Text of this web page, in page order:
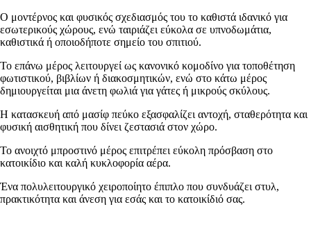
Ο μοντέρνος και φυσικός σχεδιασμός του το καθιστά ιδανικό για
εσωτερικούς χώρους, ενώ ταιριάζει εύκολα σε υπνοδωμάτια,
καθιστικά ή οποιοδήποτε σημείο του σπιτιού.
Το επάνω μέρος λειτουργεί ως κανονικό κομοδίνο για τοποθέτηση
φωτιστικού, βιβλίων ή διακοσμητικών, ενώ στο κάτω μέρος
δημιουργείται μια άνετη φωλιά για γάτες ή μικρούς σκύλους.
Η κατασκευή από μασίφ πεύκο εξασφαλίζει αντοχή, σταθερότητα και
φυσική αισθητική που δίνει ζεστασιά στον χώρο.
Το ανοιχτό μπροστινό μέρος επιτρέπει εύκολη πρόσβαση στο
κατοικίδιο και καλή κυκλοφορία αέρα.
Ένα πολυλειτουργικό χειροποίητο έπιπλο που συνδυάζει στυλ,
πρακτικότητα και άνεση για εσάς και το κατοικίδιό σας.